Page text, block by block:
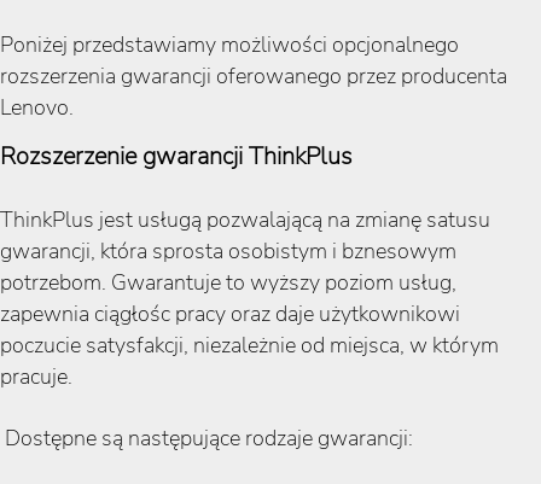
Poniżej przedstawiamy możliwości opcjonalnego
rozszerzenia gwarancji oferowanego przez producenta
Lenovo.
Rozszerzenie gwarancji ThinkPlus
ThinkPlus jest usługą pozwalającą na zmianę satusu
gwarancji, która sprosta osobistym i bznesowym
potrzebom. Gwarantuje to wyższy poziom usług,
zapewnia ciągłośc pracy oraz daje użytkownikowi
poczucie satysfakcji, niezależnie od miejsca, w którym
pracuje.
Dostępne są następujące rodzaje gwarancji: